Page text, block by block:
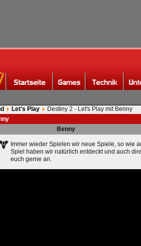
Let's Play
Destiny 2 - Let's Play mit Benny
Benny
Immer wieder Spielen wir neue Spiele, so wie
Spiel haben wir natürlich entdeckt und auch
euch gerne an.